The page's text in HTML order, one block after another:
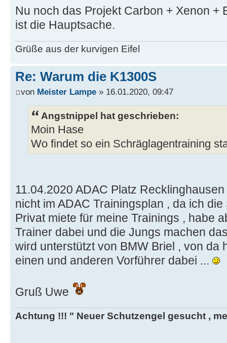
Nu noch das Projekt Carbon + Xenon +
ist die Hauptsache.
Grüße aus der kurvigen Eifel
Re: Warum die K1300S
von Meister Lampe » 16.01.2020, 09:47
Angstnippel hat geschrieben:
Moin Hase
Wo findet so ein Schräglagentraining
11.04.2020 ADAC Platz
nicht im ADAC Trainingsplan , da ich
Privat miete für meine Trainings , habe
Trainer dabei und die Jungs machen
wird unterstützt von BMW Briel , von da
einen und anderen Vorführer dabei ...
Gruß Uwe
Achtung !!! " Neuer Schutzengel gesucht ,